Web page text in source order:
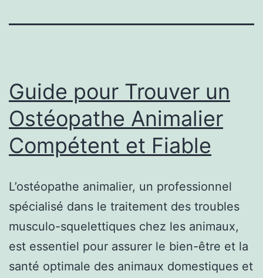
Guide pour Trouver un
Ostéopathe Animalier
Compétent et Fiable
L’ostéopathe animalier, un professionnel
spécialisé dans le traitement des troubles
musculo-squelettiques chez les animaux,
est essentiel pour assurer le bien-être et la
santé optimale des animaux domestiques et